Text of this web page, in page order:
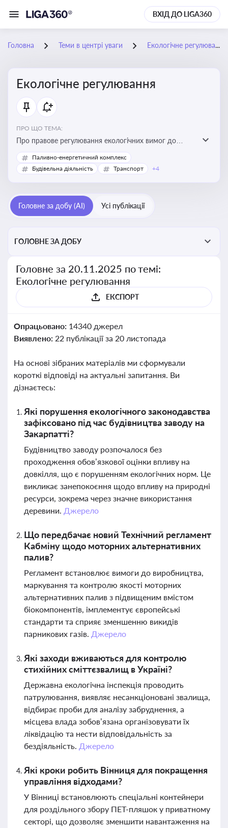
ВХІД ДО LIGA360
Головна Теми в центрі уваги Екологічне регулювання
Екологічне регулювання
ПРО ЩО ТЕМА:
Про правове регулювання екологічних вимог до
виробництв, включно з дозволами, перевірками,
стандартами викидів і гармонізацією з
Паливно-енергетичний комплекс
Будівельна діяльність
Транспорт +4
Головне за добу (AI) Усі публікації
ГОЛОВНЕ ЗА ДОБУ
Головне за 20.11.2025 по темі:
Екологічне регулювання
ЕКСПОРТ
Опрацьовано: 14340 джерел
Виявлено: 22 публікації за 20 листопада
На основі зібраних матеріалів ми сформували
короткі відповіді на актуальні запитання. Ви
дізнаєтесь:
Які порушення екологічного законодавства
зафіксовано під час будівництва заводу на
Закарпатті?
Будівництво заводу розпочалося без
проходження обов’язкової оцінки впливу на
довкілля, що є порушенням екологічних норм. Це
викликає занепокоєння щодо впливу на природні
ресурси, зокрема через значне використання
деревини. Джерело
Що передбачає новий Технічний регламент
Кабміну щодо моторних альтернативних
палив?
Регламент встановлює вимоги до виробництва,
маркування та контролю якості моторних
альтернативних палив з підвищеним вмістом
біокомпонентів, імплементує європейські
стандарти та сприяє зменшенню викидів
парникових газів. Джерело
Які заходи вживаються для контролю
стихійних сміттєзвалищ в Україні?
Державна екологічна інспекція проводить
патрулювання, виявляє несанкціоновані звалища,
відбирає проби для аналізу забруднення, а
місцева влада зобов’язана організовувати їх
ліквідацію та нести відповідальність за
бездіяльність. Джерело
Які кроки робить Вінниця для покращення
управління відходами?
У Вінниці встановлюють спеціальні контейнери
для роздільного збору ПЕТ-пляшок у приватному
секторі, що дозволяє зменшити навантаження на